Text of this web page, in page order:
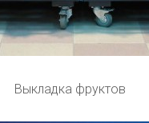
Выкладка фруктов